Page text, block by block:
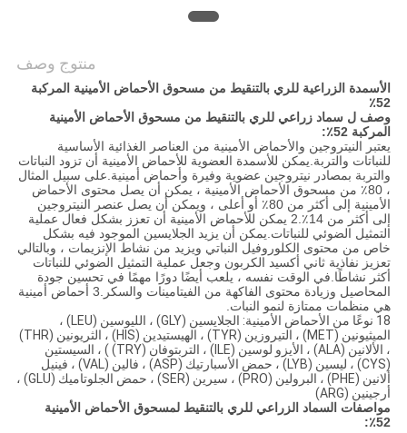
منتوج وصف
الأسمدة الزراعية للري بالتنقيط من مسحوق الأحماض الأمينية المركبة
52٪
وصف ل سماد زراعي للري بالتنقيط من مسحوق الأحماض الأمينية
المركبة 52٪:
يعتبر النيتروجين والأحماض الأمينية من العناصر الغذائية الأساسية
للنباتات والتربة.يمكن للأسمدة العضوية للأحماض الأمينية أن تزود النباتات
والتربة بمصادر نيتروجين عضوية وفيرة وأحماض أمينية.على سبيل المثال
، 80٪ من مسحوق الأحماض الأمينية ، يمكن أن يصل محتوى الأحماض
الأمينية إلى أكثر من 80٪ أو أعلى ، ويمكن أن يصل عنصر النيتروجين
إلى أكثر من 14٪.2 يمكن للأحماض الأمينية أن تعزز بشكل فعال عملية
التمثيل الضوئي للنباتات.يمكن أن يزيد الجلايسين الموجود فيه بشكل
خاص من محتوى الكلوروفيل النباتي ويزيد من نشاط الإنزيمات ، وبالتالي
تعزيز نفاذية ثاني أكسيد الكربون وجعل عملية التمثيل الضوئي للنباتات
أكثر نشاطًا.في الوقت نفسه ، يلعب أيضًا دورًا مهمًا في تحسين جودة
المحاصيل وزيادة محتوى الفاكهة من الفيتامينات والسكر.3 أحماض أمينية
هي منظمات ممتازة لنمو النبات.
18 نوعًا من الأحماض الأمينية: الجلايسين (GLY) ، الليوسين (LEU) ،
الميثيونين (MET) ، التيروزين (TYR) ، الهيستيدين (HIS) ، الثريونين (THR)
، الألانين (ALA) ، الأيزو لوسين (ILE) ، التربتوفان (TRY) ) ، السيستين
(CYS) ، ليسين (LYB) ، حمض الأسبارتيك (ASP) ، فالين (VAL) ، فينيل
ألانين (PHE) ، البرولين (PRO) ، سيرين (SER) ، حمض الجلوتاميك (GLU) ،
أرجينين (ARG)
مواصفات السماد الزراعي للري بالتنقيط لمسحوق الأحماض الأمينية
52٪: